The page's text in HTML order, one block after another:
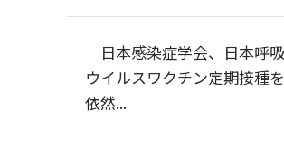
日本感染症学会、日本呼
ウイルスワクチン定期接種
依然...